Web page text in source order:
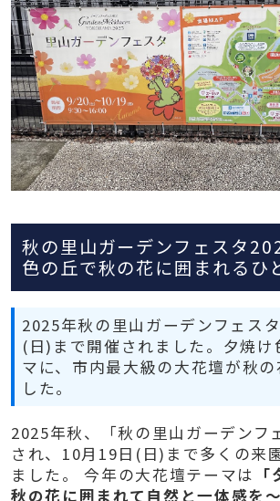
秋の里山ガーデンフェスタ
色の丘で秋の花に囲まれるひ
2025年秋の里山ガーデンフェス
(日)まで開催されました。夕焼け
マに、市内最大級の大花壇が秋の
した。
2025年秋、「秋の里山ガーデンフ
され、10月19日(日)まで多くの来
ました。 今年の大花壇テーマは
秋の花に囲まれて自然と一体感を～